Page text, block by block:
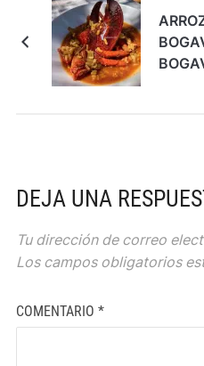
DEJA UNA
Tu dirección de correo
Los campos obligatorios
COMENTARIO *